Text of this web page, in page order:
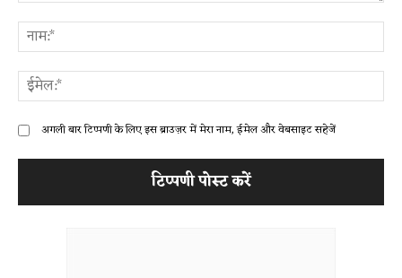
अगली बार टिप्पणी के लिए इस ब्राउज़र में मेरा नाम, ईमेल और वेबसाइट सहेजें